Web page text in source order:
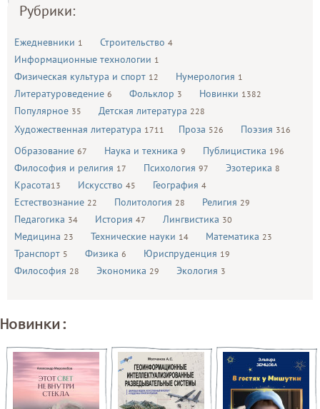
Рубрики:
Ежедневники 1 Строительство 4
Информационные технологии 1
Физическая культура и спорт 12 Нумерология 1
Литературоведение 6 Фольклор 3 Новинки 1382
Популярное 35 Детская литература 228
Художественная литература 1711 Проза 526 Поэзия 316
Образование 67 Наука и техника 9 Публицистика 196
Философия и религия 17 Психология 97 Эзотерика 8
Красота13 Искусство 45 География 4
Естествознание 22 Политология 28 Религия 29
Педагогика 34 История 47 Лингвистика 30
Медицина 23 Технические науки 14 Математика 23
Транспорт 5 Физика 6 Юриспруденция 19
Философия 28 Экономика 29 Экология 3
Новинки: